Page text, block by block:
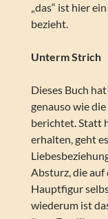
„das“ ist hier
bezieht.
Unterm Strich
Dieses Buch
genauso wie
berichtet. Statt
erhalten, geht
Absturz, die auf
Hauptfigur
wiederum ist